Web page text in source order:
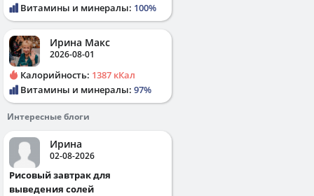
Витамины и минералы: 100%
Ирина Макс
2026-08-01
Калорийность: 1387 кКал
Витамины и минералы: 97%
Интересные блоги
Ирина
02-08-2026
Рисовый завтрак для
выведения солей